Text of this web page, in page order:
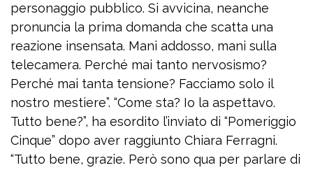
personaggio pubblico. Si avvicina, neanche
pronuncia la prima domanda che scatta una
reazione insensata. Mani addosso, mani sulla
telecamera. Perché mai tanto nervosismo?
Perché mai tanta tensione? Facciamo solo il
nostro mestiere”. “Come sta? Io la aspettavo.
Tutto bene?”, ha esordito l’inviato di “Pomeriggio
Cinque” dopo aver raggiunto Chiara Ferragni.
“Tutto bene, grazie. Però sono qua per parlare di